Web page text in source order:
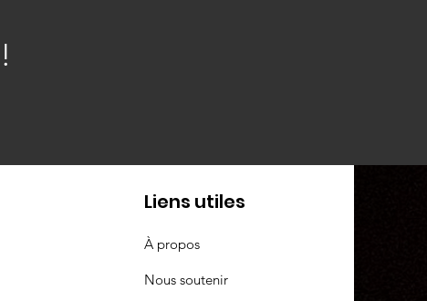
Liens utiles
À propos
Nous soutenir